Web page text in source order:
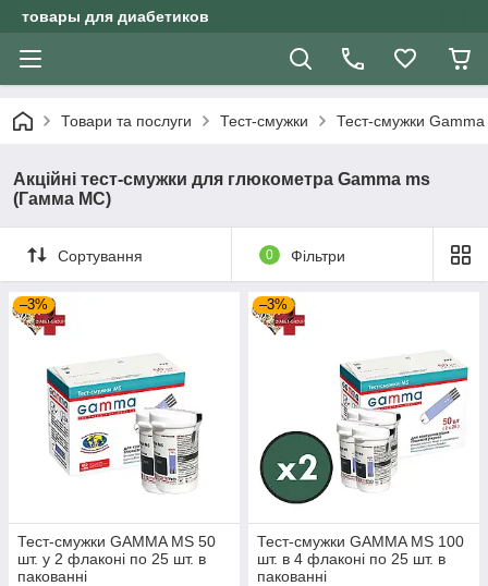
товары для диабетиков
Товари та послуги Тест-смужки Тест-смужки
Акційні тест-смужки для глюкометра Gamma ms
(Гамма МС)
Сортування 0 Фільтри
–3%
Тест-смужки GAMMA MS 50
шт. у 2 флаконі по 25 шт. в
пакованні
–3%
Тест-смужки GAMMA MS 100
шт. в 4 флаконі по 25 шт. в
пакованні